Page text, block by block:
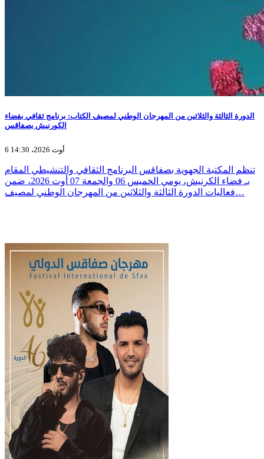
الدورة الثالثة والثلاثين من المهرجان الوطني لمصيف الكتاب: برنامج ثقافي بفضاء
الكورنيش بصفاقس
6 أوت 2026، 14:30
تنظم المكتبة الجهوية بصفاقس البرنامج الثقافي والتنشيطي المقام
بـ فضاء الكرنيش، يومي الخميس 06 والجمعة 07 أوت 2026، ضمن
فعاليات الدورة الثالثة والثلاثين من المهرجان الوطني لمصيف…